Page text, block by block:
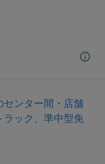
ンター間・店舗
ラック、準中型免